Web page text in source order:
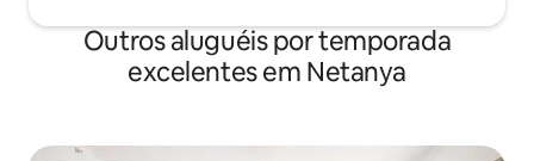
Outros aluguéis por temporada
excelentes em Netanya